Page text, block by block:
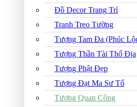
Đồ Decor Trang Trí
Tranh Treo Tường
Tượng Tam Đa (Phúc
Tượng Thần Tài Thổ Địa
Tượng Phật Đẹp
Tượng Đạt Ma Sư Tổ
Tượng Quan Công